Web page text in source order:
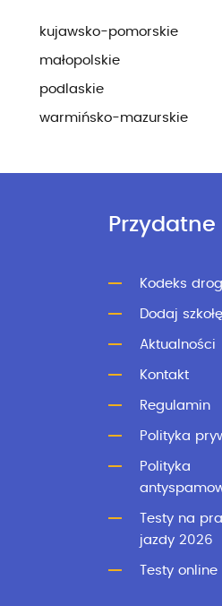
kujawsko-pomorskie
małopolskie
podlaskie
warmińsko-mazurskie
Przydatne
Kodeks
Dodaj szkołę
Aktualności
Kontakt
Regulamin
Polityka
Polityka
Testy na
jazdy 2026
Testy online